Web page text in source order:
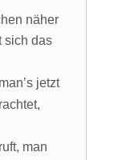
näher
sich das
jetzt
man